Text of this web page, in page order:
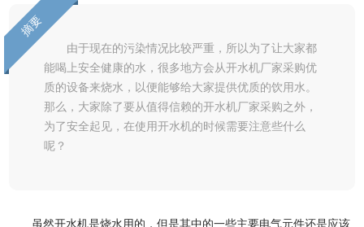
摘要
由于现在的污染情况比较严重，所以为了让大家都
能喝上安全健康的水，很多地方会从开水机厂家采购优
质的设备来烧水，以便能够给大家提供优质的饮用水。
那么，大家除了要从值得信赖的开水机厂家采购之外，
为了安全起见，在使用开水机的时候需要注意些什么
呢？
虽然开水机是烧水用的，但是其中的一些主要电气元件还是应该